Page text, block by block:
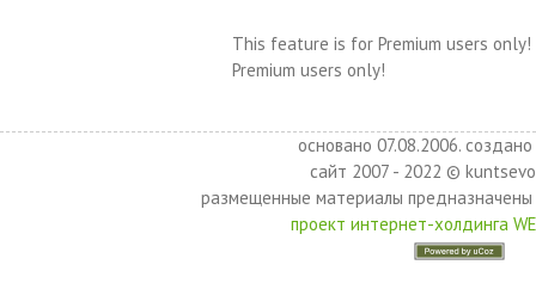
This feature is for Premium users only!
Premium users only!
основано 07.08.2006.
сайт 2007 - 2022 ©
размещенные материалы
проект интернет-холдинга